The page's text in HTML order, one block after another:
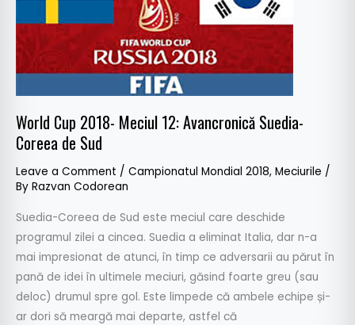
World Cup 2018- Meciul 12: Avancronică Suedia-
Coreea de Sud
Leave a Comment / Campionatul Mondial 2018, Meciurile /
By Razvan Codorean
Suedia-Coreea de Sud este meciul care deschide
programul zilei a cincea. Suedia a eliminat Italia, dar n-a
mai impresionat de atunci, în timp ce adversarii au părut în
pană de idei în ultimele meciuri, găsind foarte greu (sau
deloc) drumul spre gol. Este limpede că ambele echipe și-
ar dori să meargă mai departe, astfel că
Avancronică
Suedia-
Coreea
Sud